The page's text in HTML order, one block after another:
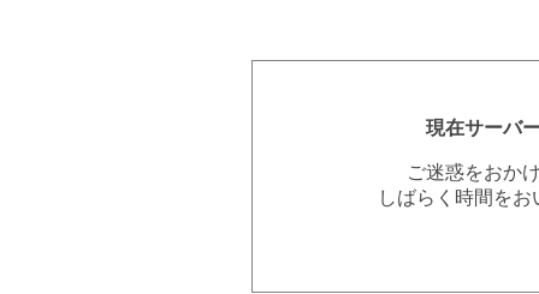
現在サーバ
ご迷惑をおか
しばらく時間を